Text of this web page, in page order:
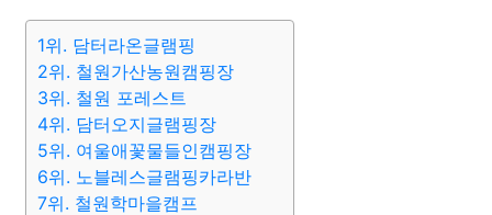
1위. 담터라온글램핑
2위. 철원가산농원캠핑장
3위. 철원 포레스트
4위. 담터오지글램핑장
5위. 여울애꽃물들인캠핑장
6위. 노블레스글램핑카라반
7위. 철원학마을캠프